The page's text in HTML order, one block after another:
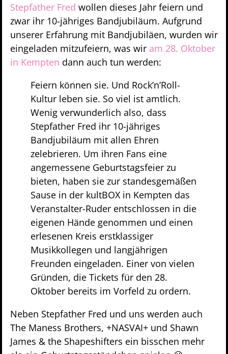
Stepfather Fred wollen dieses Jahr feiern und
zwar ihr 10-jähriges Bandjubiläum. Aufgrund
unserer Erfahrung mit Bandjubiläen, wurden wir
eingeladen mitzufeiern, was wir am 28. Oktober
in Kempten dann auch tun werden:
Feiern können sie. Und Rock’n’Roll-
Kultur leben sie. So viel ist amtlich.
Wenig verwunderlich also, dass
Stepfather Fred ihr 10-jähriges
Bandjubiläum mit allen Ehren
zelebrieren. Um ihren Fans eine
angemessene Geburtstagsfeier zu
bieten, haben sie zur standesgemäßen
Sause in der kultBOX in Kempten das
Veranstalter-Ruder entschlossen in die
eigenen Hände genommen und einen
erlesenen Kreis erstklassiger
Musikkollegen und langjährigen
Freunden eingeladen. Einer von vielen
Gründen, die Tickets für den 28.
Oktober bereits im Vorfeld zu ordern.
Neben Stepfather Fred und uns werden auch
The Maness Brothers, +NASVAI+ und Shawn
James & the Shapeshifters ein bisschen mehr